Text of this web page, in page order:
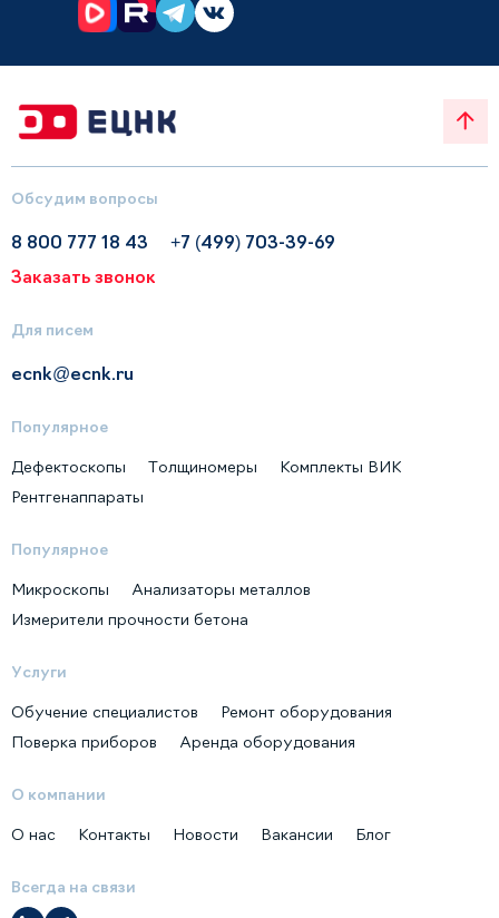
Обсудим вопросы
8 800 777 18 43
+7 (499) 703-39-69
Заказать звонок
Для писем
ecnk@ecnk.ru
Популярное
Дефектоскопы Толщиномеры
Комплекты ВИК
Рентгенаппараты
Популярное
Микроскопы
Анализаторы металлов
Измерители прочности бетона
Услуги
Обучение специалистов
Ремонт оборудования
Поверка приборов
Аренда оборудования
О компании
О нас Контакты Новости Вакансии Блог
Всегда на связи